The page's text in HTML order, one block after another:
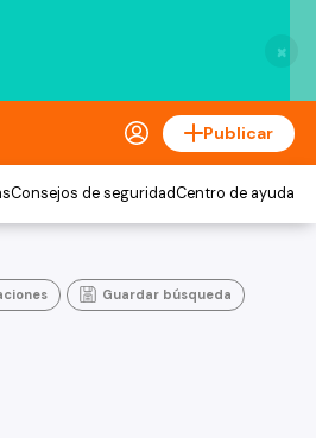
×
Publicar
Consejos de seguridadCentro de ayuda
Guardar búsqueda